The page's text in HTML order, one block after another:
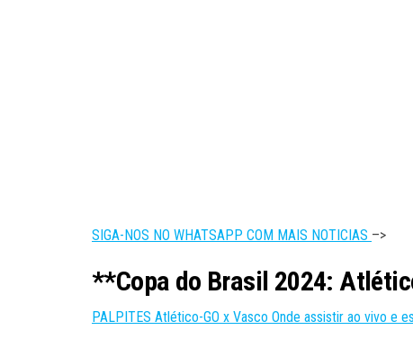
SIGA-NOS NO WHATSAPP COM MAIS NOTICIAS –>
**Copa do Brasil 2024:
PALPITES Atlético-GO x Vasco Onde assistir ao vivo e